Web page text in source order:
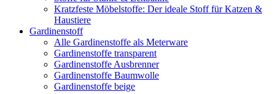
Kratzfeste Möbelstoffe: Der ideale Stoff für Katzen &
Haustiere
Gardinenstoff
Alle Gardinenstoffe als Meterware
Gardinenstoffe transparent
Gardinenstoffe Ausbrenner
Gardinenstoffe Baumwolle
Gardinenstoffe beige